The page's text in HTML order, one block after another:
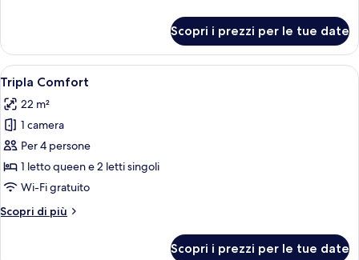
Room
Scopri i prezzi per le tue date
Apri
tutte
le
foto
per
Tripla
Comfort
Un letto rifatto con un copriletto
1
Tripla Comfort
22 m²
1 camera
Per 4 persone
1 letto queen e 2 letti singoli
Wi-Fi gratuito
Scopri di più
Altri
Scopri i prezzi per le tue date